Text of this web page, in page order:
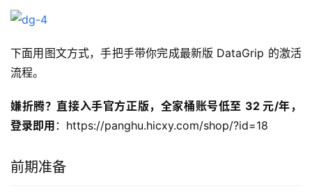
下面用图文方式，手把手带你完成最新版 DataGrip 的激活
流程。
嫌折腾？直接入手官方正版，全家桶账号低至 32 元/年，
登录即用 ：https://panghu.hicxy.com/shop/?id=18
前期准备